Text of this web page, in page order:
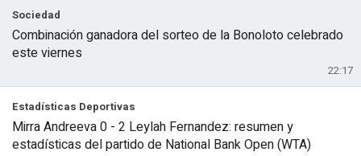
22:17
Sociedad
Combinación ganadora del sorteo de la Bonoloto celebrado
este viernes
Estadísticas Deportivas
Mirra Andreeva 0 - 2 Leylah Fernandez: resumen y
estadísticas del partido de National Bank Open (WTA)